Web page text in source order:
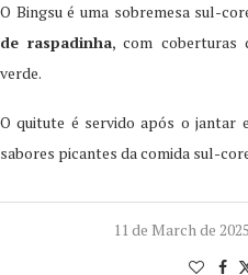
O Bingsu é uma sobremesa sul-
de raspadinha, com coberturas
verde.
O quitute é servido após o jantar
sabores picantes da comida sul-
11 de March de 2025